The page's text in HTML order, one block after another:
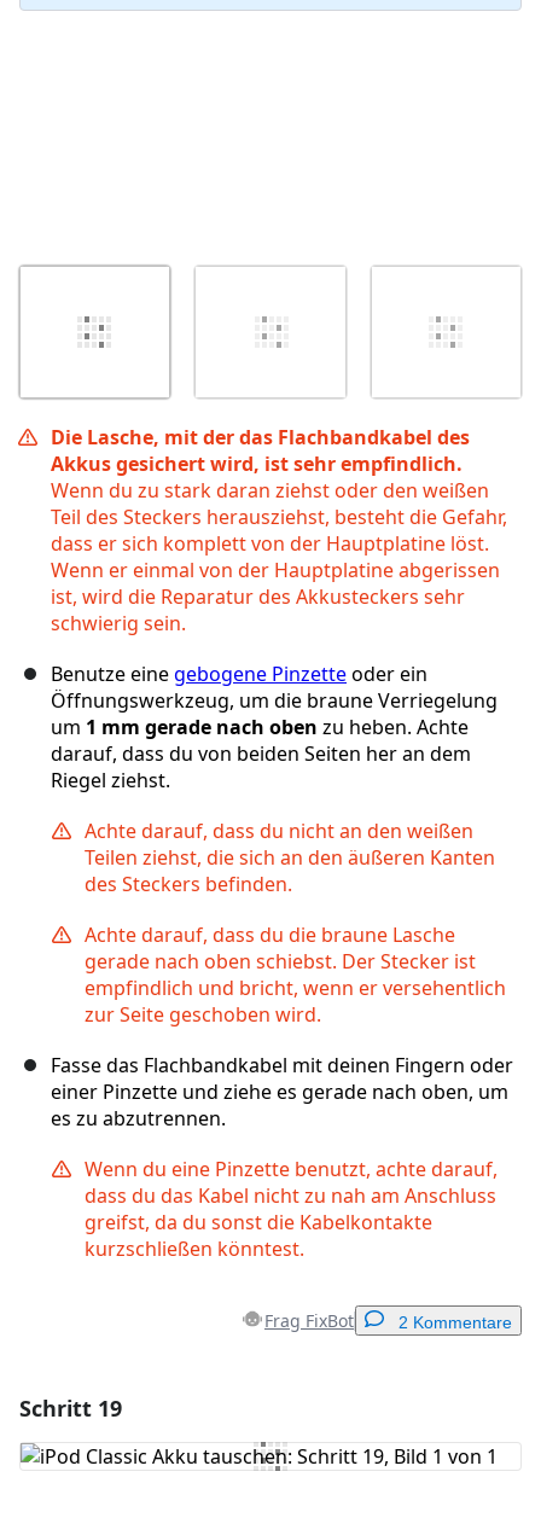
Die Lasche, mit der das Flachbandkabel des
Akkus gesichert wird, ist sehr empfindlich.
Wenn du zu stark daran ziehst oder den weißen
Teil des Steckers herausziehst, besteht die Gefahr,
dass er sich komplett von der Hauptplatine löst.
Wenn er einmal von der Hauptplatine abgerissen
ist, wird die Reparatur des Akkusteckers sehr
schwierig sein.
Benutze einegebogene Pinzetteoder ein
Öffnungswerkzeug, um die braune Verriegelung
um 1 mm gerade nach oben zu heben. Achte
darauf, dass du von beiden Seiten her an dem
Riegel ziehst.
Achte darauf, dass du nicht an den weißen
Teilen ziehst, die sich an den äußeren Kanten
des Steckers befinden.
Achte darauf, dass du die braune Lasche
gerade nach oben schiebst. Der Stecker ist
empfindlich und bricht, wenn er versehentlich
zur Seite geschoben wird.
Fasse das Flachbandkabel mit deinen Fingern oder
einer Pinzette und ziehe es gerade nach oben, um
es zu abzutrennen.
Wenn du eine Pinzette benutzt, achte darauf,
dass du das Kabel nicht zu nah am Anschluss
greifst, da du sonst die Kabelkontakte
kurzschließen könntest.
Frag FixBot 2 Kommentare
Kommentar hinzufügen
Schritt 19